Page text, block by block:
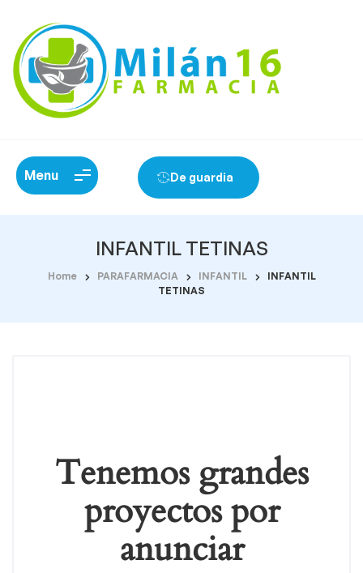
Menu De guardia
INFANTIL TETINAS
Home PARAFARMACIA INFANTIL
INFANTIL
TETINAS
Tenemos grandes
proyectos por
anunciar